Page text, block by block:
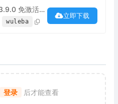
Advanced Installer 23.9.0 免激活绿色便携版（安装包制作工具）下载
wuleba
立即下载
登录 后才能查看